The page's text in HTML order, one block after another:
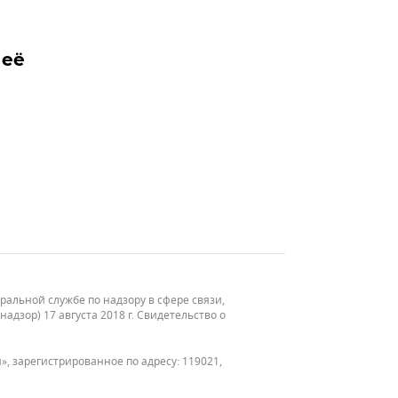
службе по надзору в сфере связи,
17 августа 2018 г. Свидетельство о
зарегистрированное по адресу: 119021,